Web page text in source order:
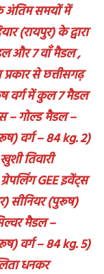
अंतिम समयों में
(रायपुर) के द्वारा
और 7 वाँ मैडल ,
से छत्तीसगढ़
वर्ग में कुल 7 मैडल
– गोल्ड मैडल –
वर्ग – 84 kg. 2)
तिवारी
GEE इवेंट्स
सीनियर (पुरूष)
मैडल –
वर्ग – 84 kg. 5)
धनकर